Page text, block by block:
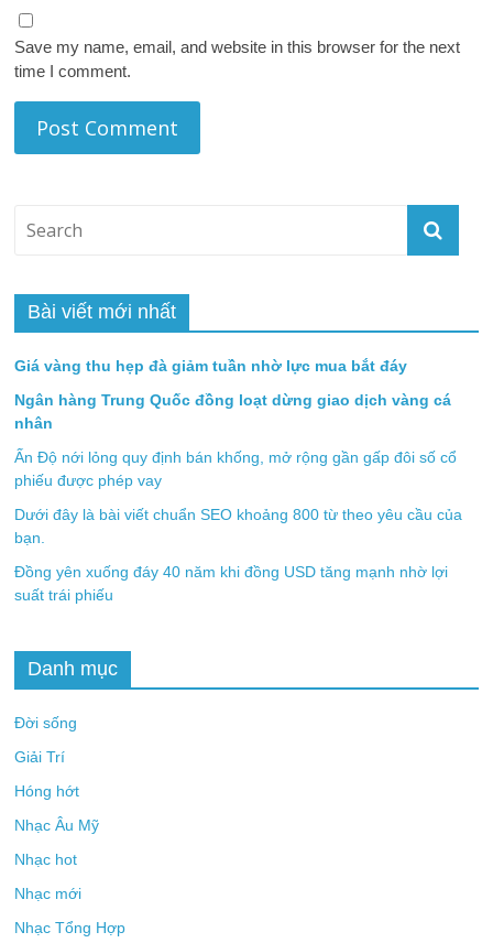
Save my name, email, and website in this browser for the next
time I comment.
Bài viết mới nhất
Giá vàng thu hẹp đà giảm tuần nhờ lực mua bắt đáy
Ngân hàng Trung Quốc đồng loạt dừng giao dịch vàng cá
nhân
Ấn Độ nới lỏng quy định bán khống, mở rộng gần gấp đôi số cổ
phiếu được phép vay
Dưới đây là bài viết chuẩn SEO khoảng 800 từ theo yêu cầu của
bạn.
Đồng yên xuống đáy 40 năm khi đồng USD tăng mạnh nhờ lợi
suất trái phiếu
Danh mục
Đời sống
Giải Trí
Hóng hớt
Nhạc Âu Mỹ
Nhạc hot
Nhạc mới
Nhạc Tổng Hợp